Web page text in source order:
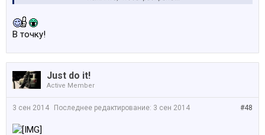
Мужик кивнул головой и ушел.
Через неделю опять приходит тот же мужик к раввину
и говорит:
- Помогите, что делать? Жена изменяет, пуще
прежнего.
Раввин снова почитал священную книгу, говорит:
- Разводись.
- Никак не получится, - отвечает мужик, - я без нее не
могу, да и готовит она лучше всех.
В точку!
Just do it!
Active Member
#48
3 сен 2014 Последнее редактирование: 3 сен 2014